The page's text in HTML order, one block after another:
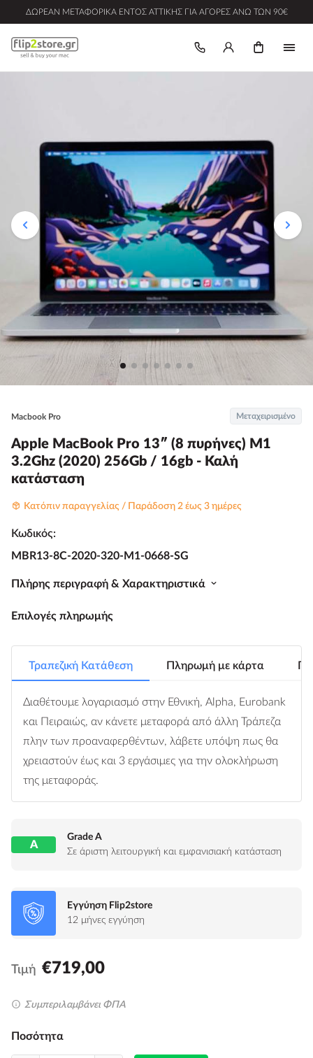
ΔΩΡΕΆΝ ΜΕΤΑΦΟΡΙΚΆ ΕΝΤΌΣ ΑΤΤΙΚΉΣ ΓΙΑ ΑΓΟΡΈΣ ΆΝΩ ΤΩΝ 90€
Macbook Pro Μεταχειρισμένο
Apple MacBook Pro 13″ (8 πυρήνες) M1
3.2Ghz (2020) 256Gb / 16gb - Καλή
κατάσταση
Κατόπιν παραγγελίας / Παράδοση 2 έως 3 ημέρες
Κωδικός:
MBR13-8C-2020-320-Μ1-0668-SG
Πλήρης περιγραφή & Χαρακτηριστικά
Επιλογές πληρωμής
Τραπεζική Κατάθεση Πληρωμή με κάρτα
Διαθέτουμε λογαριασμό στην Εθνική, Alpha, Eurobank
και Πειραιώς, αν κάνετε μεταφορά από άλλη Τράπεζα
πλην των προαναφερθέντων, λάβετε υπόψη πως θα
χρειαστούν έως και 3 εργάσιμες για την ολοκλήρωση
της μεταφοράς.
A
Grade A
Σε άριστη λειτουργική και εμφανισιακή κατάσταση
Εγγύηση Flip2store
12 μήνες εγγύηση
Τιμή €719,00
Συμπεριλαμβάνει ΦΠΑ
Ποσότητα